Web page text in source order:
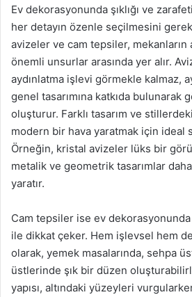
Ev dekorasyonunda şıklığı ve
her detayın özenle seçilmesini
avizeler ve cam tepsiler,
önemli unsurlar arasında yer alır.
aydınlatma işlevi görmekle kalmaz,
genel tasarımına katkıda bulunarak
oluşturur. Farklı tasarım ve
modern bir hava yaratmak için ideal
Örneğin, kristal avizeler lüks bir
metalik ve geometrik tasarımlar
yaratır.
Cam tepsiler ise ev dekorasyonunda
ile dikkat çeker. Hem işlevsel hem
olarak, yemek masalarında, sehpa
üstlerinde şık bir düzen
yapısı, altındaki yüzeyleri